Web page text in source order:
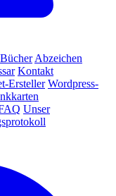
Abzeichen
Kontakt
Ersteller Wordpress-
Unser